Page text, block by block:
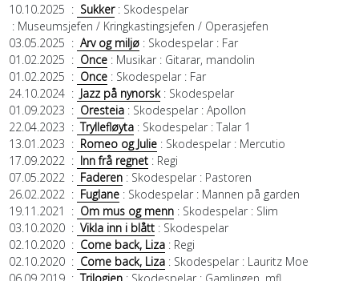
10.10.2025 : Sukker: Skodespelar
: Museumsjefen / Kringkastingsjefen / Operasjefen
03.05.2025 : Arv og miljø: Skodespelar: Far
01.02.2025 : Once: Musikar: Gitarar, mandolin
01.02.2025 : Once: Skodespelar: Far
24.10.2024: Jazz på nynorsk: Skodespelar
01.09.2023 : Oresteia: Skodespelar: Apollon
22.04.2023 : Tryllefløyta: Skodespelar: Talar 1
13.01.2023 : Romeo og Julie: Skodespelar: Mercutio
17.09.2022: Inn frå regnet: Regi
07.05.2022: Faderen: Skodespelar: Pastoren
26.02.2022: Fuglane: Skodespelar: Mannen på garden
19.11.2021
: Om mus og menn: Skodespelar: Slim
03.10.2020: Vikla inn i blått: Skodespelar
02.10.2020: Come back, Liza: Regi
02.10.2020: Come back, Liza: Skodespelar: Lauritz Moe